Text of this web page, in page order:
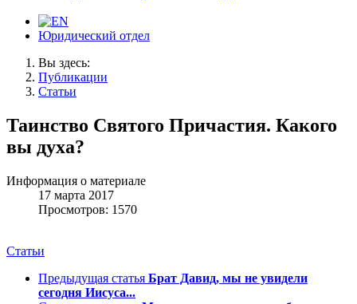
Юридический отдел
Вы здесь:
Публикации
Статьи
Таинство Святого Причастия. Какого
вы духа?
Информация о материале
17 марта 2017
Просмотров: 1570
Статьи
Предыдущая статья Брат Давид, мы не увидели
сегодня Иисуса...